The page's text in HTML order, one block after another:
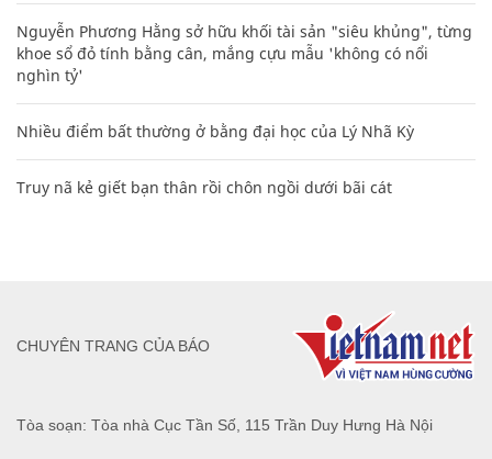
Nguyễn Phương Hằng sở hữu khối tài sản "siêu khủng", từng
khoe sổ đỏ tính bằng cân, mắng cựu mẫu 'không có nổi
nghìn tỷ'
Nhiều điểm bất thường ở bằng đại học của Lý Nhã Kỳ
Truy nã kẻ giết bạn thân rồi chôn ngồi dưới bãi cát
Tòa soạn: Tòa nhà Cục Tần Số, 115 Trần Duy Hưng Hà Nội
CHUYÊN TRANG CỦA BÁO